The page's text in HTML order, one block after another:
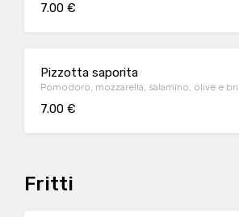
7.00 €
Pizzotta saporita
Pomodoro, mozzarella, salamino, olive e
7.00 €
Fritti